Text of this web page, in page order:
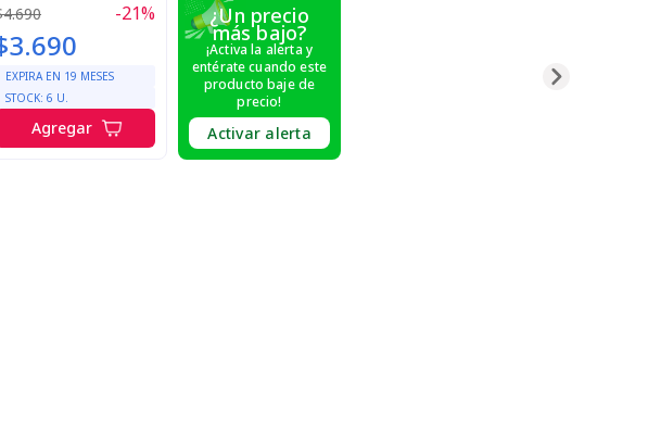
-21%
EXPIRA EN 19 MESES
STOCK: 6 U.
Agregar
¿Un precio
más bajo?
¡Activa la alerta y
entérate cuando este
producto baje de
precio!
Activar alerta